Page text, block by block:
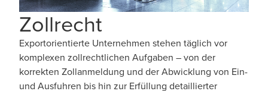
Zollrecht
Exportorientierte Unternehmen stehen täglich vor
komplexen zollrechtlichen Aufgaben – von der
korrekten Zollanmeldung und der Abwicklung von Ein-
und Ausfuhren bis hin zur Erfüllung detaillierter